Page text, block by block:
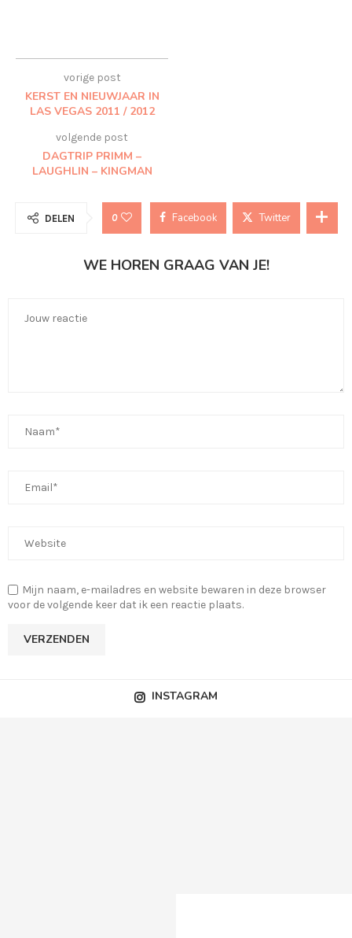
vorige post
KERST EN NIEUWJAAR IN
LAS VEGAS 2011 / 2012
volgende post
DAGTRIP PRIMM –
LAUGHLIN – KINGMAN
DELEN 0 Facebook Twitter
WE HOREN GRAAG VAN JE!
Mijn naam, e-mailadres en website bewaren in deze browser
voor de volgende keer dat ik een reactie plaats.
INSTAGRAM